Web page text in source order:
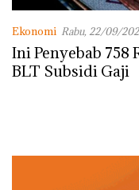
Ekonomi Rabu, 22/09/
Ini Penyebab 758
BLT Subsidi Gaji